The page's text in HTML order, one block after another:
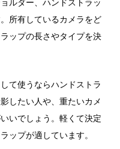
所有しているカメラをど
ップの長さやタイプを決
て使うならハンドストラ
したい人や、重たいカメ
いでしょう。軽くて決定
ップが適しています。